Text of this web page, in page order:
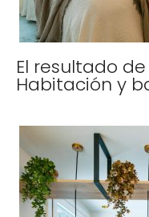
El resultado
Habitación y